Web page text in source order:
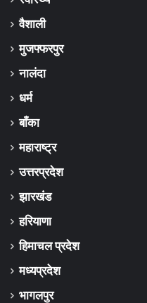
वैशाली
मुजफ्फरपुर
नालंदा
धर्म
बाँका
महाराष्ट्र
उत्तरप्रदेश
झारखंड
हरियाणा
हिमाचल प्रदेश
मध्यप्रदेश
भागलपुर